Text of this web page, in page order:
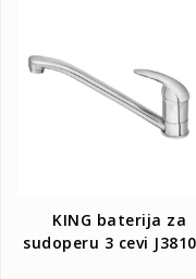
KING baterija za
sudoperu 3 cevi